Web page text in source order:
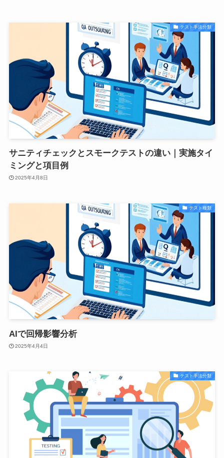
テスト手法分類
サニティチェックとスモークテストの違い｜実施タイ
ミングと項目例
2025年4月8日
テスト種類
AIで回帰影響分析
2025年4月4日
テスト手法分類